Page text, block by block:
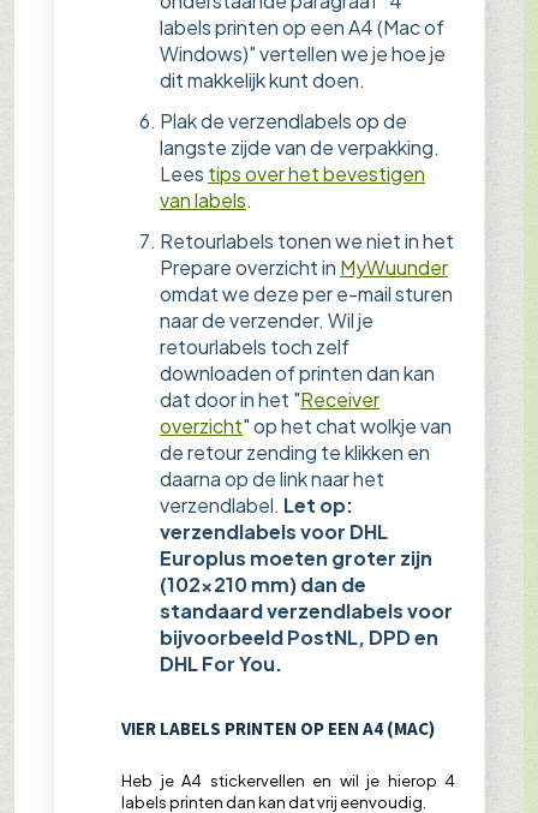
labels printen op een A4 (Mac of
Windows)" vertellen we je hoe je
dit makkelijk kunt doen.
Plak de verzendlabels op de
langste zijde van de verpakking.
Lees tips over het bevestigen
van labels.
Retourlabels tonen we niet in het
Prepare overzicht in MyWuunder
omdat we deze per e-mail sturen
naar de verzender. Wil je
retourlabels toch zelf
downloaden of printen dan kan
dat door in het "Receiver
overzicht" op het chat wolkje van
de retour zending te klikken en
daarna op de link naar het
verzendlabel. Let op:
verzendlabels voor DHL
Europlus moeten groter zijn
(102×210 mm) dan de
standaard verzendlabels voor
bijvoorbeeld PostNL, DPD en
DHL For You.
VIER LABELS PRINTEN OP EEN A4 (MAC)
Heb je A4 stickervellen en wil je hierop 4
labels printen dan kan dat vrij eenvoudig.